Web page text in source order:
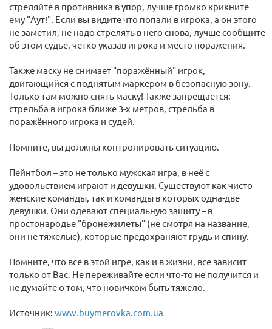
стреляйте в противника в упор, лучше громко крикните
ему "Аут!". Если вы видите что попали в игрока, а он этого
не заметил, не надо стрелять в него снова, лучше сообщите
об этом судье, четко указав игрока и место поражения.
Также маску не снимает "поражённый" игрок,
двигающийся с поднятым маркером в безопасную зону.
Только там можно снять маску! Также запрещается:
стрельба в игрока ближе 3-х метров, стрельба в
поражённого игрока и судей.
Помните, вы должны контролировать ситуацию.
Пейнтбол – это не только мужская игра, в неё с
удовольствием играют и девушки. Существуют как чисто
женские команды, так и команды в которых одна-две
девушки. Они одевают специальную защиту – в
простонародье "бронежилеты" (не смотря на название,
они не тяжелые), которые предохраняют грудь и спину.
Помните, что все в этой игре, как и в жизни, все зависит
только от Вас. Не переживайте если что-то не получится и
не думайте о том, что новичком быть тяжело.
Источник: www.buymerovka.com.ua